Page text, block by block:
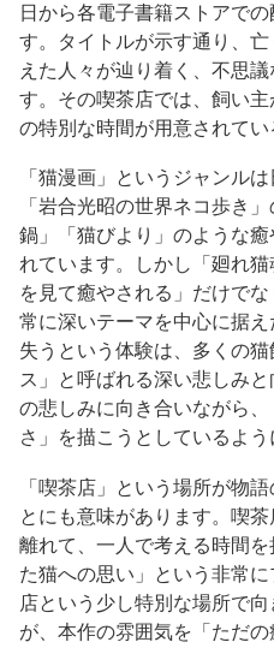
日から各電子書籍ストアで
す。タイトルが示す通り、
えた人々が辿り着く、不思
す。その喫茶店では、飼い
の特別な時間が用意されてい
「猫漫画」というジャンル
「岩合光昭の世界ネコ歩き
鍋」「猫びより」のような
れています。しかし「廻れ
を見て癒やされる」だけで
常に深いテーマを中心に据
失うという体験は、多くの
ス」と呼ばれる深い悲しみ
の悲しみに向き合いながら
さ」を描こうとしているよう
「喫茶店」という場所が物
とにも意味があります。喫
離れて、一人で考える時間
た猫への思い」という非常
店という少し特別な場所で
が、本作の雰囲気を「ただ